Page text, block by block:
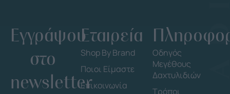
Εγγράψου
στο
newsletter
Εταιρεία
Shop By Brand
Ποιοι Είμαστε
Επικοινωνία
Οδηγός
Μεγέθους
Δαχτυλιδιών
Τρόποι